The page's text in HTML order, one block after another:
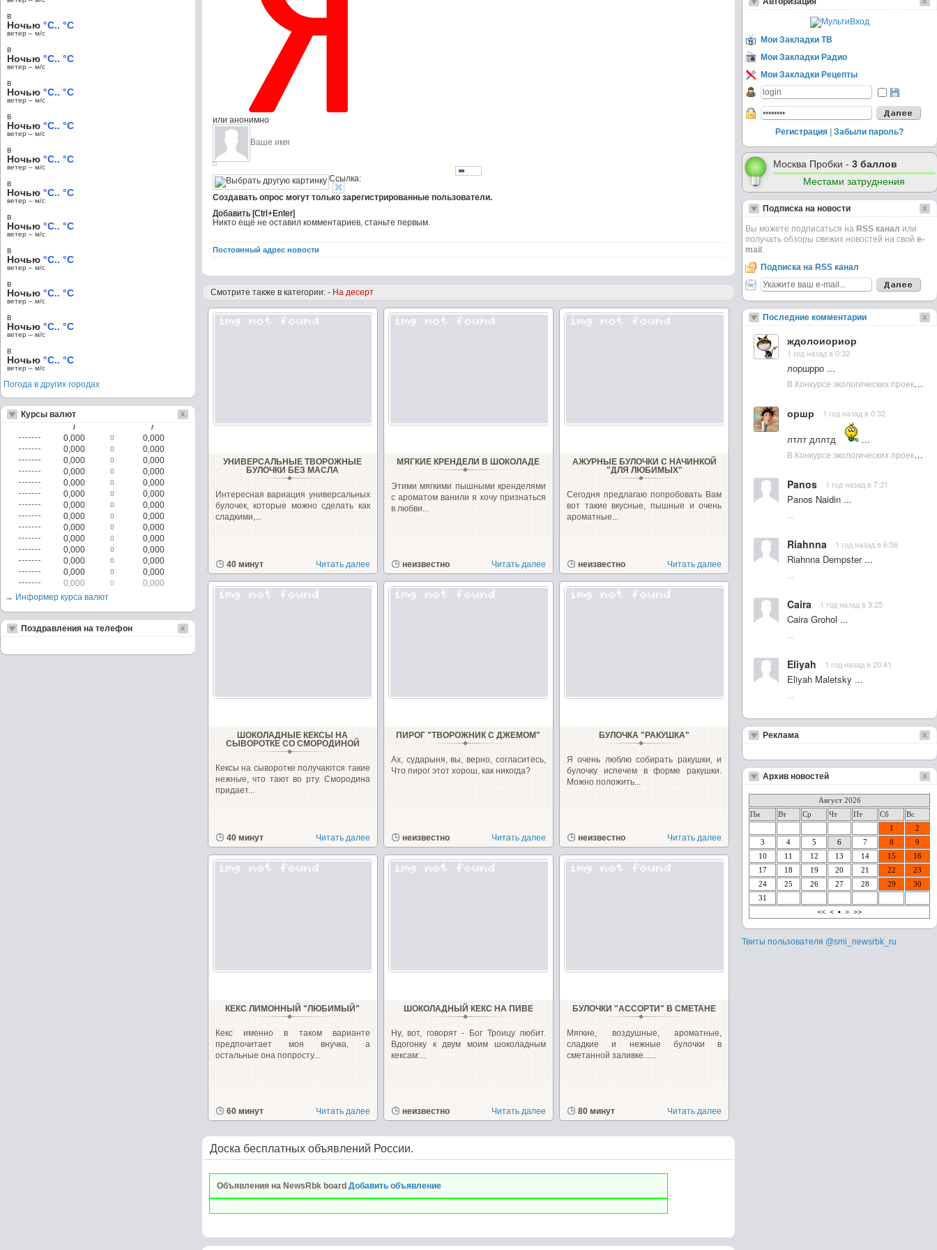
или анонимно
Ссылка:
Создавать опрос могут только зарегистрированные пользователи.
Никто ещё не оставил комментариев, станьте первым.
Постоянный адрес новости
Смотрите также в категории: - На десерт
УНИВЕРСАЛЬНЫЕ ТВОРОЖНЫЕ
БУЛОЧКИ БЕЗ МАСЛА
Интересная вариация универсальных
булочек, которые можно сделать как
сладкими,...
40 минут Читать далее
МЯГКИЕ КРЕНДЕЛИ В ШОКОЛАДЕ
Этими мягкими пышными кренделями
с ароматом ванили я хочу признаться
в любви...
неизвестно Читать далее
АЖУРНЫЕ БУЛОЧКИ С НАЧИНКОЙ
"ДЛЯ ЛЮБИМЫХ"
Сегодня предлагаю попробовать Вам
вот такие вкусные, пышные и очень
ароматные...
неизвестно Читать далее
ШОКОЛАДНЫЕ КЕКСЫ НА
СЫВОРОТКЕ СО СМОРОДИНОЙ
Кексы на сыворотке получаются такие
нежные, что тают во рту. Смородина
придает...
40 минут Читать далее
ПИРОГ "ТВОРОЖНИК С ДЖЕМОМ"
Ах, сударыня, вы, верно, согласитесь,
Что пирог этот хорош, как никогда?
неизвестно Читать далее
БУЛОЧКА "РАКУШКА"
Я очень люблю собирать ракушки, и
булочку испечем в форме ракушки.
Можно положить...
неизвестно Читать далее
КЕКС ЛИМОННЫЙ "ЛЮБИМЫЙ"
Кекс именно в таком варианте
предпочитает моя внучка, а
остальные она попросту...
60 минут Читать далее
ШОКОЛАДНЫЙ КЕКС НА ПИВЕ
Ну, вот, говорят - Бог Троицу любит.
Вдогонку к двум моим шоколадным
кексам:...
неизвестно Читать далее
БУЛОЧКИ "АССОРТИ" В СМЕТАНЕ
Мягкие, воздушные, ароматные,
сладкие и нежные булочки в
сметанной заливке......
80 минут Читать далее
Доска бесплатных объявлений России.
Объявления на NewsRbk board Добавить объявление
в
Ночью °C.. °C
ветер – м/c
в
Ночью °C.. °C
ветер – м/c
в
Ночью °C.. °C
ветер – м/c
в
Ночью °C.. °C
ветер – м/c
в
Ночью °C.. °C
ветер – м/c
в
Ночью °C.. °C
ветер – м/c
в
Ночью °C.. °C
ветер – м/c
в
Ночью °C.. °C
ветер – м/c
в
Ночью °C.. °C
ветер – м/c
в
Ночью °C.. °C
ветер – м/c
в
Ночью °C.. °C
ветер – м/c
Погода в других городах
Курсы валют
/ /
0,000 0
0,000
0,000
0
0,000
0,000
0
0,000
0,000
0
0,000
0,000
0
0,000
0,000
0
0,000
0,000
0
0,000
0,000
0
0,000
0,000
0
0,000
0,000
0
0,000
0,000
0
0,000
0,000
0
0,000
0,000
0
0,000
0,000
0
0,000
→ Информер курса валют
Поздравления на телефон
Мои Закладки ТВ
Мои Закладки Радио
Мои Закладки Рецепты
Регистрация Забыли пароль?
Москва Пробки - 3 баллов
Местами затруднения
Подписка на новости
Вы можете подписаться на RSS канал или
получать обзоры свежих новостей на свой e-
mail .
Подписка на RSS канал
Последние комментарии
ждолоиориор
1 год назад в 0:32
лоршрро ...
В Конкурсе экологических проектов в Подмосковье активно участвовала молодежь :: NewsRbk.ru...
оршр 1 год назад в 0:32
лтлт дллтд
...
В Конкурсе экологических проектов в Подмосковье активно участвовала молодежь :: NewsRbk.ru...
Panos 1 год назад в 7:31
Panos Naidin ...
Riahnna 1 год назад в 6:56
Riahnna Dempster ...
Caira 1 год назад в 3:25
Caira Grohol ...
Eliyah 1 год назад в 20:41
Eliyah Maletsky ...
Реклама
Архив новостей
Август 2026
Пн
Вт Ср Чт Пт Сб
Вс
1
2
3
4 5 6 7 8
9
10
11 12 13 14 15
16
17
18 19 20 21 22
23
24
25 26 27 28 29
30
31
<< < • > >>
Твиты пользователя @smi_newsrbk_ru